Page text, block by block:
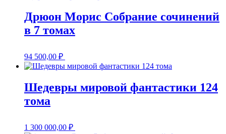
Дрюон Морис Собрание сочинений
в 7 томах
94 500,00 ₽
Шедевры мировой фантастики 124
тома
1 300 000,00 ₽